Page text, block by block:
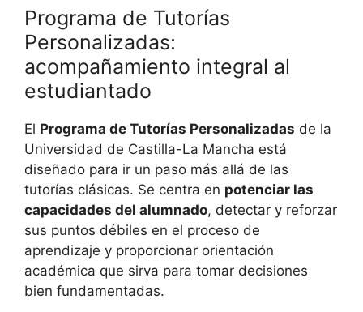
Programa de Tutorías
Personalizadas:
acompañamiento integral al
estudiantado
El Programa de Tutorías Personalizadas de la
Universidad de Castilla-La Mancha está
diseñado para ir un paso más allá de las
tutorías clásicas. Se centra en potenciar las
capacidades del alumnado, detectar y reforzar
sus puntos débiles en el proceso de
aprendizaje y proporcionar orientación
académica que sirva para tomar decisiones
bien fundamentadas.